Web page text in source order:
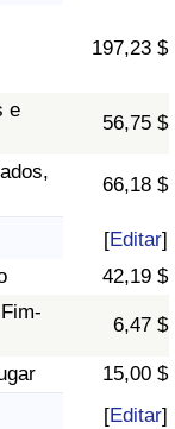
197,23 $
e
56,75 $
66,18 $
[Editar]
42,19 $
6,47 $
15,00 $
[Editar]